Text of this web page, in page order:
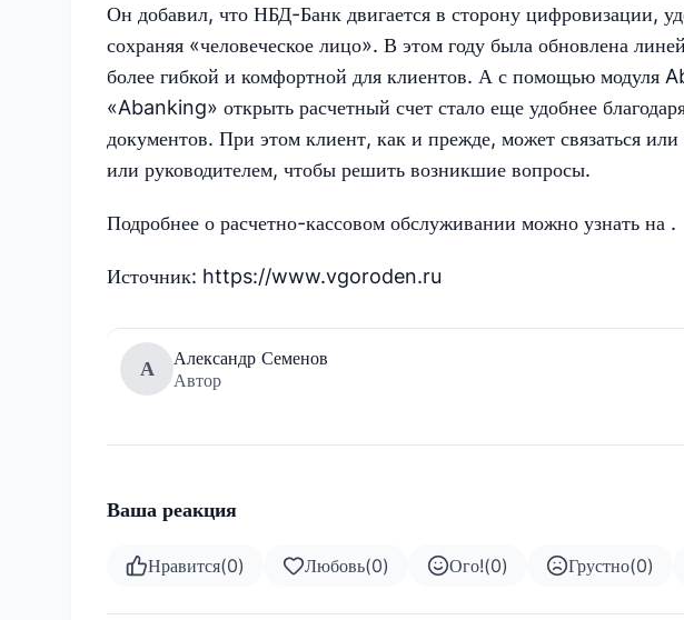
Он добавил, что НБД-Банк двигается в сторону цифровизации,
сохраняя «человеческое лицо». В этом году была обновлена
более гибкой и комфортной для клиентов. А с помощью
«Abanking» открыть расчетный счет стало еще удобнее
документов. При этом клиент, как и прежде, может связаться
или руководителем, чтобы решить возникшие вопросы.
Подробнее о расчетно-кассовом обслуживании можно узнать на .
Источник: https://www.vgoroden.ru
А
Александр Семенов
Автор
Ваша реакция
Нравится(0) Любовь(0) Ого!(0) Грустно(0)